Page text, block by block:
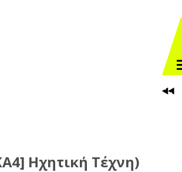
Ηχητική Τέχνη)